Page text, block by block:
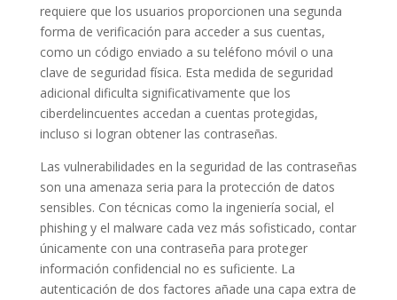
requiere que los usuarios proporcionen una segunda
forma de verificación para acceder a sus cuentas,
como un código enviado a su teléfono móvil o una
clave de seguridad física. Esta medida de seguridad
adicional dificulta significativamente que los
ciberdelincuentes accedan a cuentas protegidas,
incluso si logran obtener las contraseñas.
Las vulnerabilidades en la seguridad de las contraseñas
son una amenaza seria para la protección de datos
sensibles. Con técnicas como la ingeniería social, el
phishing y el malware cada vez más sofisticado, contar
únicamente con una contraseña para proteger
información confidencial no es suficiente. La
autenticación de dos factores añade una capa extra de